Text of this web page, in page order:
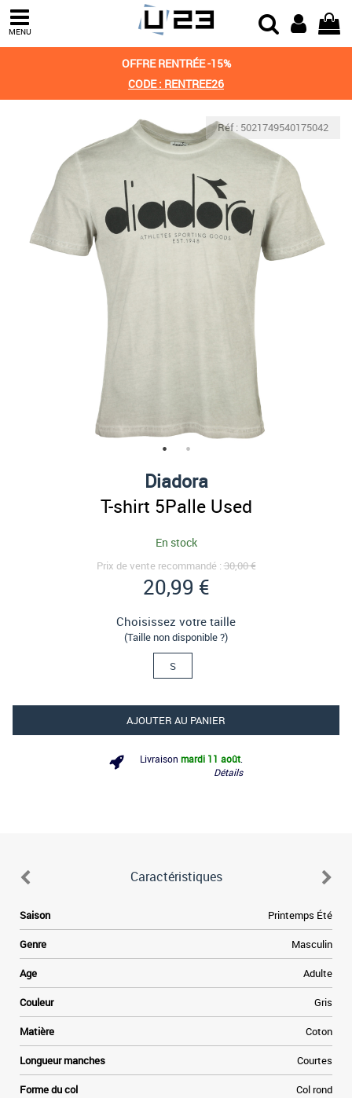
MENU
OFFRE RENTRÉE -15%
CODE : RENTREE26
Réf : 5021749540175042
Diadora
T-shirt 5Palle Used
En stock
Prix de vente recommandé :30,00 €
20,99 €
Choisissez votre taille
(Taille non disponible ?)
S
AJOUTER AU PANIER
Livraison mardi 11 août
Détails
Caractéristiques
Saison Printemps Été
Genre Masculin
Age Adulte
Couleur Gris
Matière Coton
Longueur manches Courtes
Forme du col Col rond